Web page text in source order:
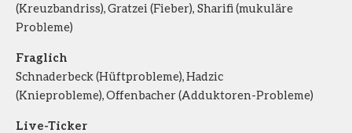
(Kreuzbandriss), Gratzei (Fieber), Sharifi (mukuläre
Probleme)
Fraglich
Schnaderbeck (Hüftprobleme), Hadzic
(Knieprobleme), Offenbacher (Adduktoren-Probleme)
Live-Ticker